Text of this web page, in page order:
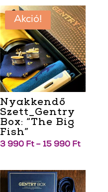
Akció!
Nyakkendő
Szett_Gentry
Box: “The Big
Fish”
3 990 Ft–15 990 Ft